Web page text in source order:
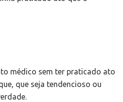
médico sem ter praticado ato
que seja tendencioso ou